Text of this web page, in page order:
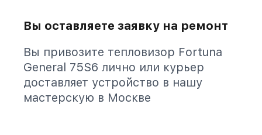
Вы оставляете заявку на ремонт
Вы привозите тепловизор Fortuna
General 75S6 лично или курьер
доставляет устройство в нашу
мастерскую в Москве